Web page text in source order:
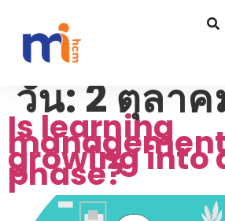
วัน: 2 ตุลาค
Is learning
growing into
phase?